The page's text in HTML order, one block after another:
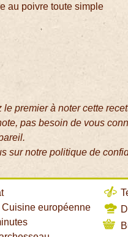
au poivre toute simple
le premier à noter cette
pas besoin de vous
sur notre politique de
européenne